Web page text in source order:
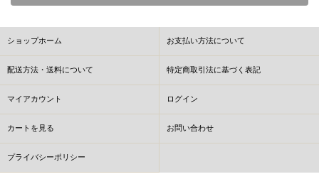
ショップホーム お支払い方法について
配送方法・送料について 特定商取引法に基づく表記
マイアカウント ログイン
カートを見る お問い合わせ
プライバシーポリシー